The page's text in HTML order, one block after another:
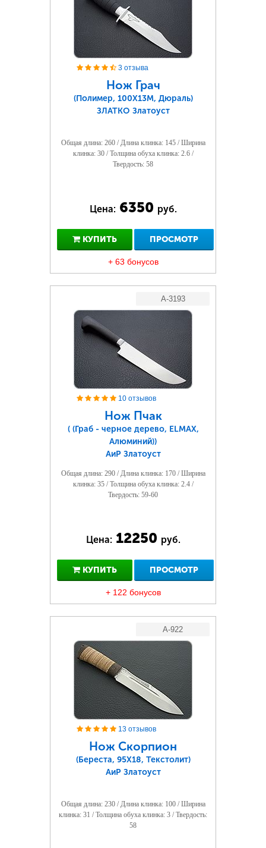
3 отзыва
Нож Грач
(Полимер, 100Х13М, Дюраль)
ЗЛАТКО Златоуст
Общая длина: 260 / Длина клинка: 145 / Ширина
клинка: 30 / Толщина обуха клинка: 2.6 /
Твердость: 58
Цена: 6350 руб.
КУПИТЬ ПРОСМОТР
+ 63 бонусов
A-3193
10 отзывов
Нож Пчак
( (Граб - черное дерево, ELMAX,
Алюминий))
АиР Златоуст
Общая длина: 290 / Длина клинка: 170 / Ширина
клинка: 35 / Толщина обуха клинка: 2.4 /
Твердость: 59-60
Цена: 12250 руб.
КУПИТЬ ПРОСМОТР
+ 122 бонусов
A-922
13 отзывов
Нож Скорпион
(Береста, 95Х18, Текстолит)
АиР Златоуст
Общая длина: 230 / Длина клинка: 100 / Ширина
клинка: 31 / Толщина обуха клинка: 3 / Твердость:
58